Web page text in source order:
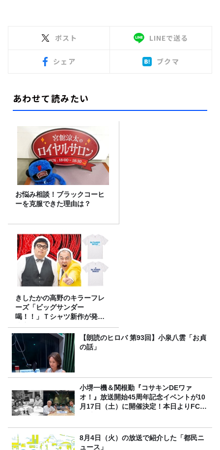
ポスト LINEで送る
シェア ブクマ
あわせて読みたい
お悩み相談！ブラックコーヒ
ーを克服できた理由は？
きしたかの高野のキラーフレ
ーズ「ビッグサンダー
喝！！」Ｔシャツ新作が発売
決定！
【朗読のヒロバ 第93回】小泉八雲「お貞
の話」
小堺一機＆関根勤『コサキンDEワァ
オ！』放送開始45周年記念イベントが10
月17日（土）に開催決定！本日よりFC先
8月4日（火）の放送で紹介した「都民ニ
ュース」